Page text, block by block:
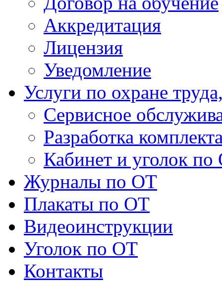
Аккредитация
Лицензия
Уведомление
Услуги по охране
Сервисное
Разработка
Кабинет и уголок
Журналы по ОТ
Плакаты по ОТ
Видеоинструкции
Уголок по ОТ
Контакты